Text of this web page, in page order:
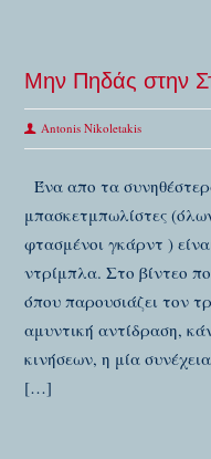
Μην Πηδάς στην
Antonis Nikoletakis
Ένα απο τα
μπασκετμπωλίστες
φτασμένοι γκάρντ )
ντρίμπλα. Στο βίντεο
όπου παρουσιάζει τον
αμυντική αντίδραση,
κινήσεων, η μία
[…]